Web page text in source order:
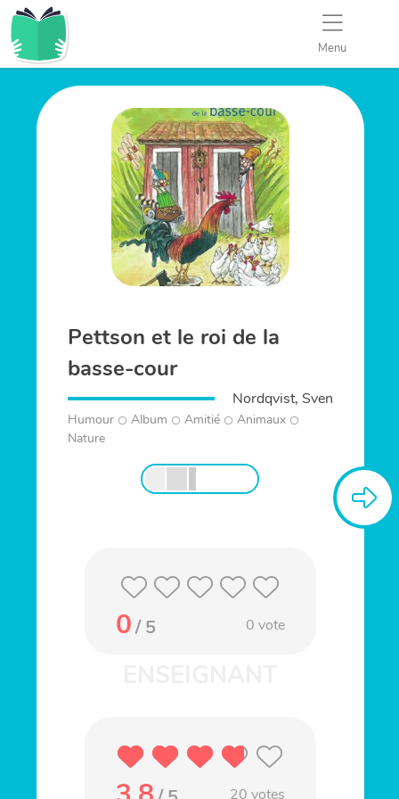
Menu
Pettson et le roi de la
basse-cour
Nordqvist, Sven
Humour Album Amitié
Animaux
Nature
0/ 5 0 vote
20 votes